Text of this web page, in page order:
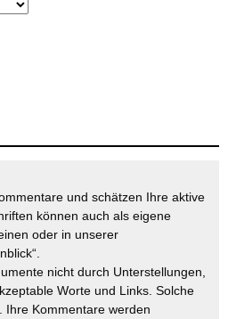
und schätzen Ihre aktive
können auch als eigene
oder in unserer
nicht durch Unterstellungen,
Worte und Links. Solche
Ihre Kommentare werden